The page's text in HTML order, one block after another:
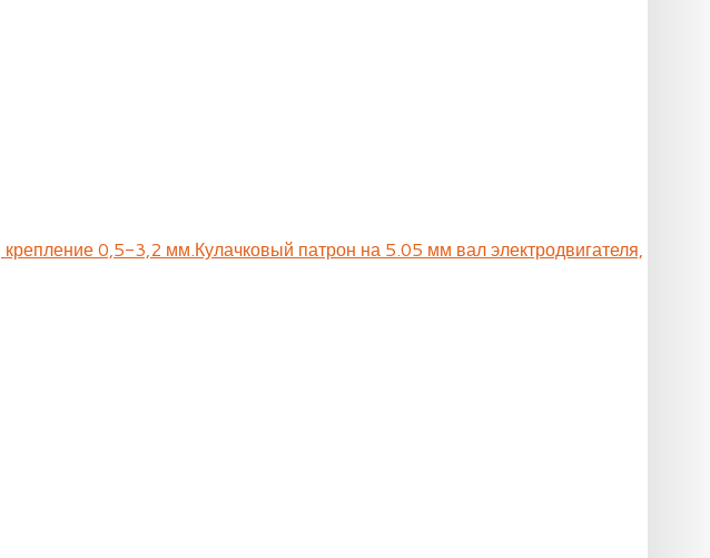
Кулачковый патрон на 5.05 мм вал электродвигателя,